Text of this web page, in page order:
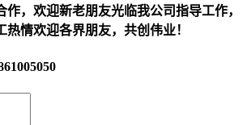
作，欢迎新老朋友光临我公司指导工作，
情欢迎各界朋友，共创伟业！